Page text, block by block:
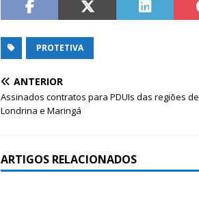
PROTETIVA
ANTERIOR
Assinados contratos para PDUIs das regiões de
Londrina e Maringá
ARTIGOS RELACIONADOS